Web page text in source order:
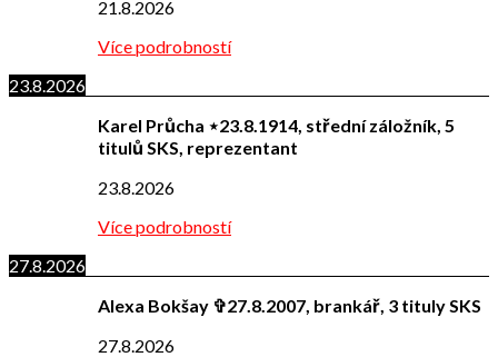
21.8.2026
Více podrobností
23.8.2026
Karel Průcha ⋆23.8.1914, střední záložník, 5
titulů SKS, reprezentant
23.8.2026
Více podrobností
27.8.2026
Alexa Bokšay ✞27.8.2007, brankář, 3 tituly SKS
27.8.2026